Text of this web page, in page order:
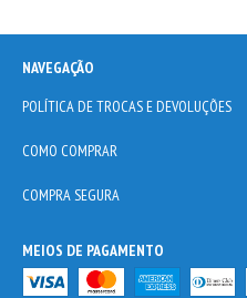
NAVEGAÇÃO
POLÍTICA DE TROCAS E DEVOLUÇÕES
COMO COMPRAR
COMPRA SEGURA
MEIOS DE PAGAMENTO